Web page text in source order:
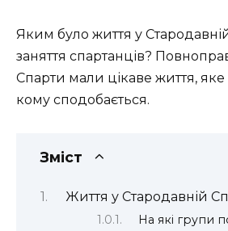
Яким було життя у
заняття спартанців?
Спарти мали цікаве життя, яке
кому сподобається.
Зміст
Життя у Стародавній
На які групи